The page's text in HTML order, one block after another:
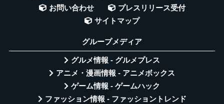
お問い合わせ
プレスリリース受付
サイトマップ
グループメディア
グルメ情報 - グルメプレス
アニメ・漫画情報 - アニメボックス
ゲーム情報 - ゲームハック
ファッション情報 - ファッショントレンド